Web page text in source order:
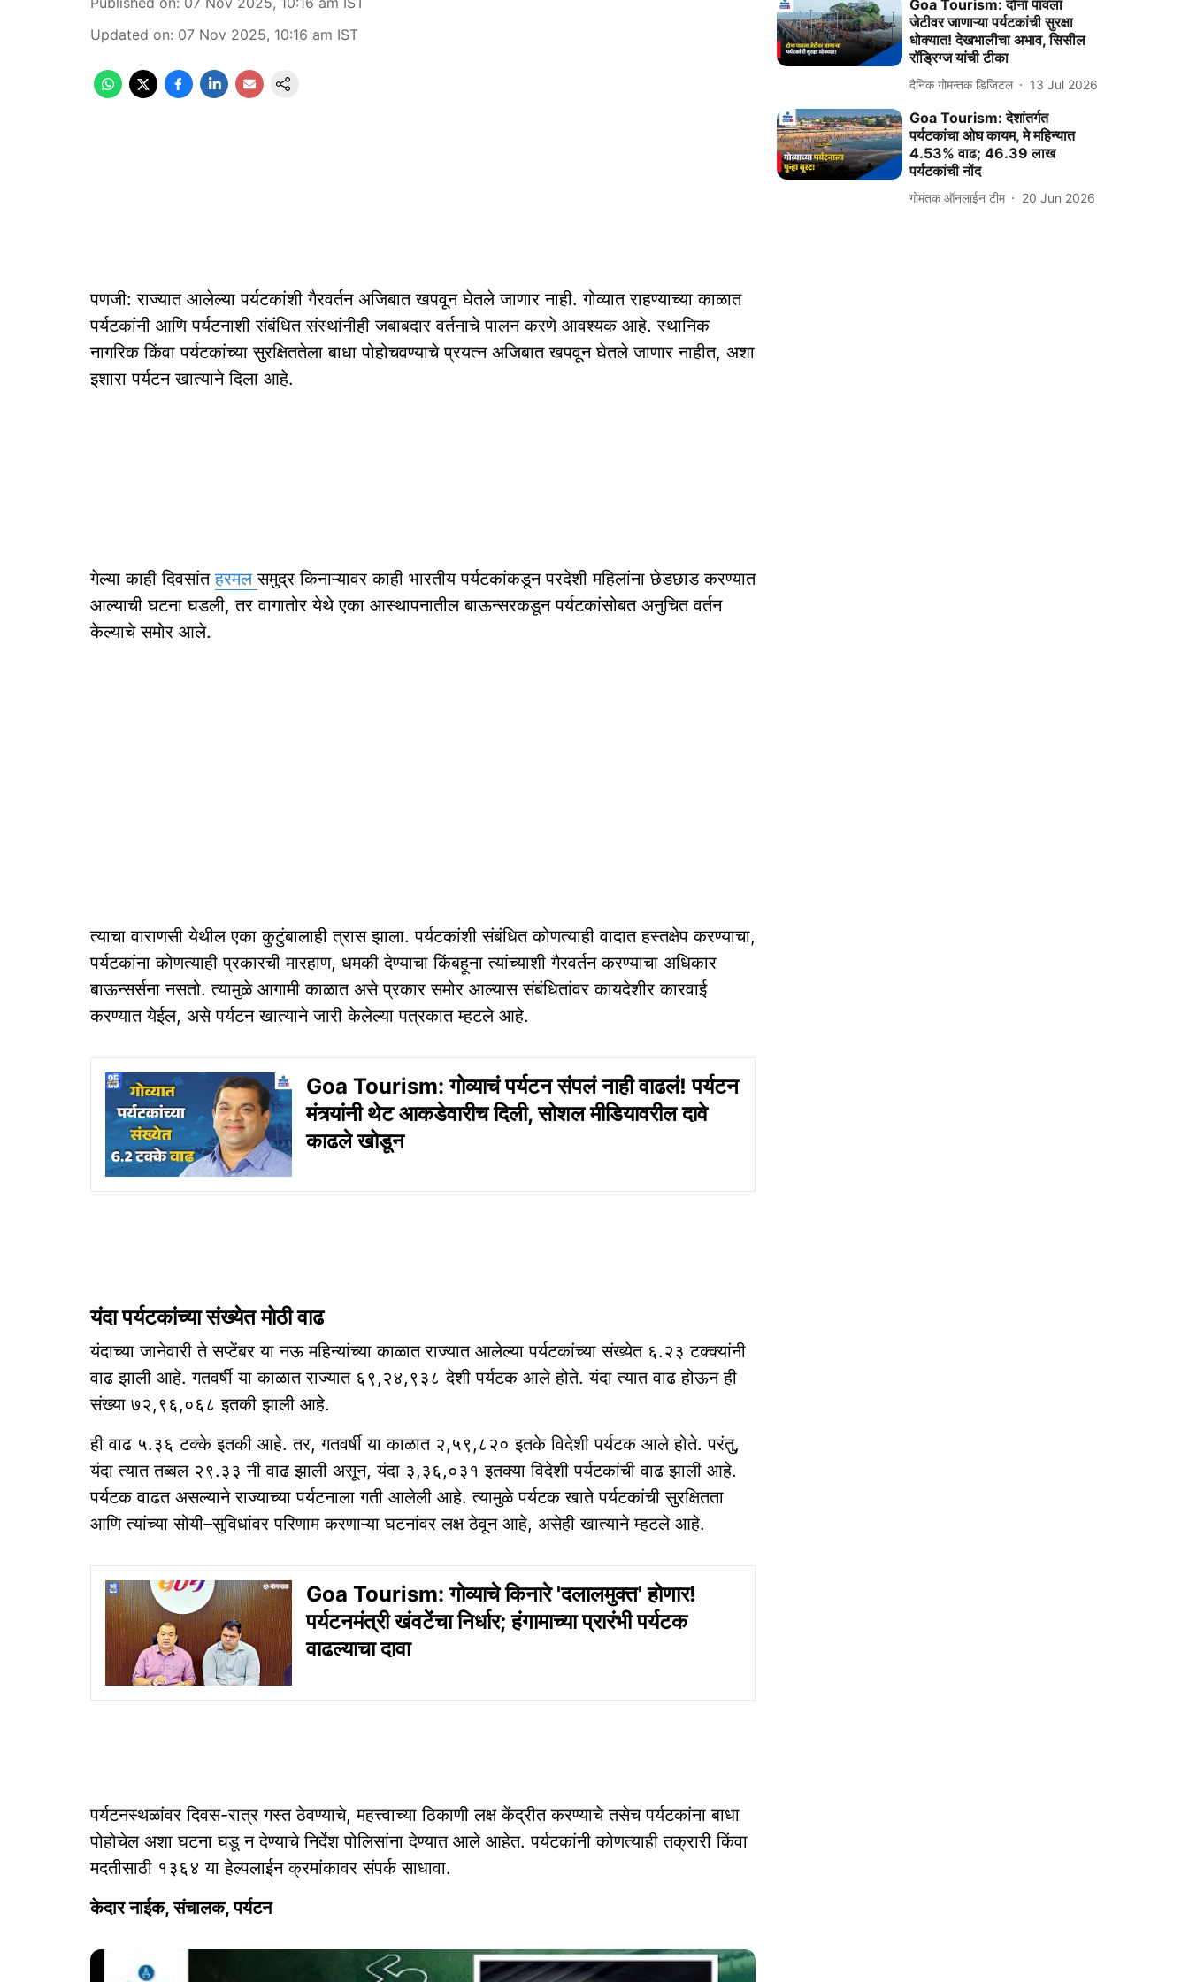
Updated on: 07 Nov 2025, 10:16 am IST
पणजी: राज्‍यात आलेल्‍या पर्यटकांशी गैरवर्तन अजिबात खपवून घेतले जाणार नाही. गोव्यात राहण्याच्या काळात
पर्यटकांनी आणि पर्यटनाशी संबंधित संस्थांनीही जबाबदार वर्तनाचे पालन करणे आवश्यक आहे. स्थानिक
नागरिक किंवा पर्यटकांच्या सुरक्षिततेला बाधा पोहोचवण्‍याचे प्रयत्‍न अजिबात खपवून घेतले जाणार नाहीत, अशा
इशारा पर्यटन खात्‍याने दिला आहे.
गेल्‍या काही दिवसांतहरमलसमुद्र किनाऱ्यावर काही भारतीय पर्यटकांकडून परदेशी महिलांना छेडछाड करण्यात
आल्याची घटना घडली, तर वागातोर येथे एका आस्‍थापनातील बाऊन्सरकडून पर्यटकांसोबत अनुचित वर्तन
केल्याचे समोर आले.
त्‍याचा वाराणसी येथील एका कुटुंबालाही त्रास झाला. पर्यटकांशी संबंधित कोणत्याही वादात हस्तक्षेप करण्याचा,
पर्यटकांना कोणत्याही प्रकारची मारहाण, धमकी देण्‍याचा किंबहूना त्‍यांच्‍याशी गैरवर्तन करण्‍याचा अधिकार
बाऊन्‍सर्सना नसतो. त्‍यामुळे आगामी काळात असे प्रकार समोर आल्‍यास संबंधितांवर कायदेशीर कारवाई
करण्‍यात येईल, असे पर्यटन खात्‍याने जारी केलेल्‍या पत्रकात म्‍हटले आहे.
Goa Tourism: गोव्याचं पर्यटन संपलं नाही वाढलं! पर्यटन
मंत्र्यांनी थेट आकडेवारीच दिली, सोशल मीडियावरील दावे
काढले खोडून
यंदा पर्यटकांच्‍या संख्‍येत मोठी वाढ
यंदाच्‍या जानेवारी ते सप्टेंबर या नऊ महिन्‍यांच्‍या काळात राज्‍यात आलेल्‍या पर्यटकांच्‍या संख्‍येत ६.२३ टक्‍क्‍यांनी
वाढ झाली आहे. गतवर्षी या काळात राज्‍यात ६९,२४,९३८ देशी पर्यटक आले होते. यंदा त्‍यात वाढ होऊन ही
संख्‍या ७२,९६,०६८ इतकी झाली आहे.
ही वाढ ५.३६ टक्‍के इतकी आहे. तर, गतवर्षी या काळात २,५९,८२० इतके विदेशी पर्यटक आले होते. परंतु,
यंदा त्‍यात तब्बल २९.३३ नी वाढ झाली असून, यंदा ३,३६,०३१ इतक्‍या विदेशी पर्यटकांची वाढ झाली आहे.
पर्यटक वाढत असल्‍याने राज्‍याच्‍या पर्यटनाला गती आलेली आहे. त्‍यामुळे पर्यटक खाते पर्यटकांची सुरक्षितता
आणि त्‍यांच्‍या सोयी–सुविधांवर परिणाम करणाऱ्या घटनांवर लक्ष ठेवून आहे, असेही खात्‍याने म्‍हटले आहे.
Goa Tourism: गोव्याचे किनारे 'दलालमुक्त' होणार!
पर्यटनमंत्री खंवटेंचा निर्धार; हंगामाच्या प्रारंभी पर्यटक
वाढल्याचा दावा
पर्यटनस्‍थळांवर दिवस-रात्र गस्त ठेवण्‍याचे, महत्त्वाच्या ठिकाणी लक्ष केंद्रीत करण्‍याचे तसेच पर्यटकांना बाधा
पोहोचेल अशा घटना घडू न देण्‍याचे निर्देश पोलिसांना देण्‍यात आले आहेत. पर्यटकांनी कोणत्याही तक्रारी किंवा
मदतीसाठी १३६४ या हेल्‍पलाईन क्रमांकावर संपर्क साधावा.
केदार नाईक, संचालक, पर्यटन
Goa Tourism: दोना पावला
जेटीवर जाणाऱ्या पर्यटकांची सुरक्षा
धोक्यात! देखभालीचा अभाव, सिसील
रॉड्रिग्ज यांची टीका
दैनिक गोमन्तक डिजिटल 13 Jul 2026
Goa Tourism: देशांतर्गत
पर्यटकांचा ओघ कायम, मे महिन्यात
4.53% वाढ; 46.39 लाख
पर्यटकांची नोंद
गोमंतक ऑनलाईन टीम 20 Jun 2026